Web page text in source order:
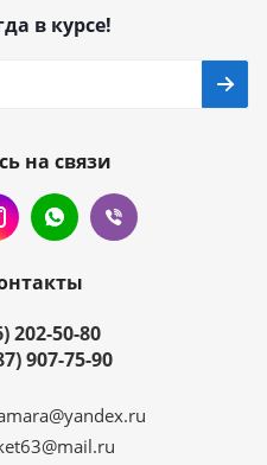
в курсе!
на связи
202-50-80
907-75-90